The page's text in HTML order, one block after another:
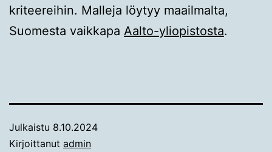
kriteereihin. Malleja löytyy maailmalta,
Suomesta vaikkapa Aalto-yliopistosta.
Julkaistu 8.10.2024
Kirjoittanut admin